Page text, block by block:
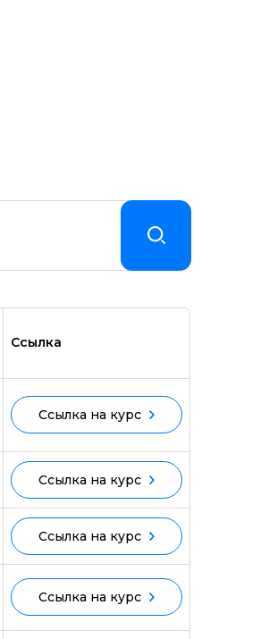
Ссылка
Ссылка на курс
Ссылка на курс
Ссылка на курс
Ссылка на курс